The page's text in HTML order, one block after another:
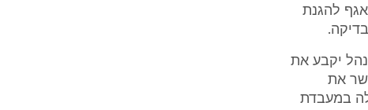
להגנת
יקבע את
את
במעבדת